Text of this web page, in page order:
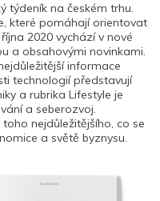
týdeník na českém trhu.
které pomáhají orientovat
2020 vychází v nové
a obsahovými novinkami.
informace
technologií představují
a rubrika Lifestyle je
a seberozvoj.
nejdůležitějšího, co se
a světě byznysu.